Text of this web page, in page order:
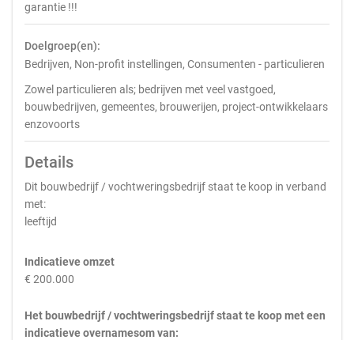
garantie !!!
Doelgroep(en):
Bedrijven, Non-profit instellingen, Consumenten - particulieren
Zowel particulieren als; bedrijven met veel vastgoed,
bouwbedrijven, gemeentes, brouwerijen, project-ontwikkelaars
enzovoorts
Details
Dit bouwbedrijf / vochtweringsbedrijf staat te koop in verband
met:
leeftijd
Indicatieve omzet
€ 200.000
Het bouwbedrijf / vochtweringsbedrijf staat te koop met een
indicatieve overnamesom van: